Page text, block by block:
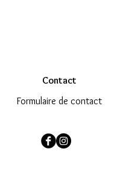
Contact
Formulaire de contact